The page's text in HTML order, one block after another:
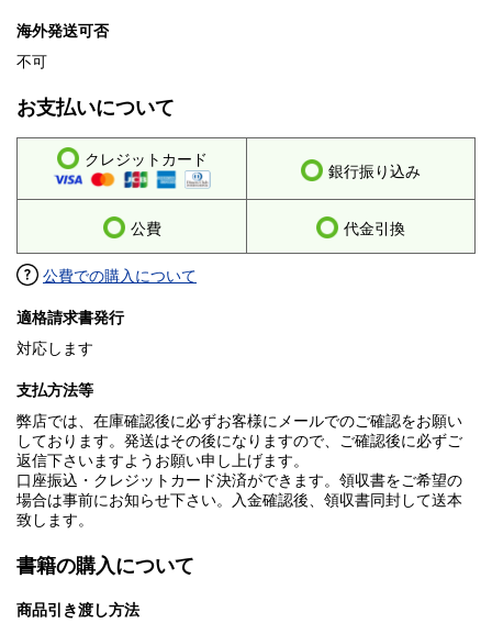
海外発送可否
不可
お支払いについて
クレジットカード
銀行振り込み
公費 代金引換
公費での購入について
適格請求書発行
対応します
支払方法等
弊店では、在庫確認後に必ずお客様にメールでのご確認をお願い
しております。発送はその後になりますので、ご確認後に必ずご
返信下さいますようお願い申し上げます。
口座振込・クレジットカード決済ができます。領収書をご希望の
場合は事前にお知らせ下さい。入金確認後、領収書同封して送本
致します。
書籍の購入について
商品引き渡し方法